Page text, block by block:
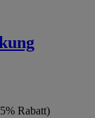
Rabatt)